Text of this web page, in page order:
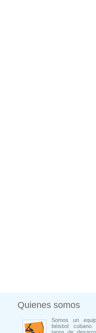
Quienes somos
Somos un
béisbol